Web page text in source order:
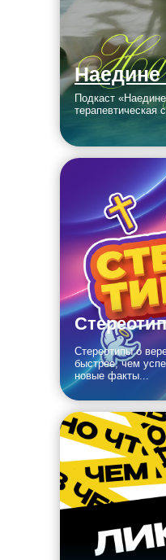
Наедине
Подкаст
терапевтическая
Стереотипы о
быстрее, чем
новые факты...